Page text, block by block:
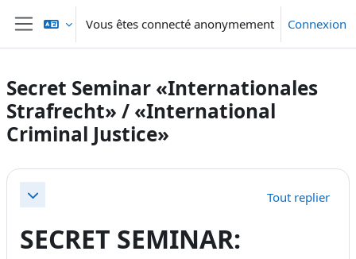
Passer au contenu principal
Panneau latéral
Vous êtes connecté anonymement Connexion
Secret Seminar «Internationales
Strafrecht» / «International
Criminal Justice»
Résumé de section
Replier Tout replier
SECRET SEMINAR: